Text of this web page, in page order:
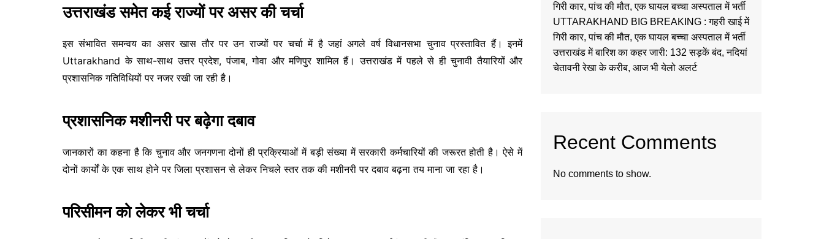
उत्तराखंड समेत कई राज्यों पर असर की चर्चा
इस संभावित समन्वय का असर खास तौर पर उन राज्यों पर चर्चा में है जहां अगले वर्ष विधानसभा चुनाव प्रस्तावित हैं। इनमें
Uttarakhand के साथ-साथ उत्तर प्रदेश, पंजाब, गोवा और मणिपुर शामिल हैं। उत्तराखंड में पहले से ही चुनावी तैयारियों और
प्रशासनिक गतिविधियों पर नजर रखी जा रही है।
प्रशासनिक मशीनरी पर बढ़ेगा दबाव
जानकारों का कहना है कि चुनाव और जनगणना दोनों ही प्रक्रियाओं में बड़ी संख्या में सरकारी कर्मचारियों की जरूरत होती है। ऐसे में
दोनों कार्यों के एक साथ होने पर जिला प्रशासन से लेकर निचले स्तर तक की मशीनरी पर दबाव बढ़ना तय माना जा रहा है।
परिसीमन को लेकर भी चर्चा
गिरी कार, पांच की मौत, एक घायल बच्चा अस्पताल में भर्ती
UTTARAKHAND BIG BREAKING : गहरी खाई में
गिरी कार, पांच की मौत, एक घायल बच्चा अस्पताल में भर्ती
उत्तराखंड में बारिश का कहर जारी: 132 सड़कें बंद, नदियां
चेतावनी रेखा के करीब, आज भी येलो अलर्ट
Recent Comments
No comments to show.